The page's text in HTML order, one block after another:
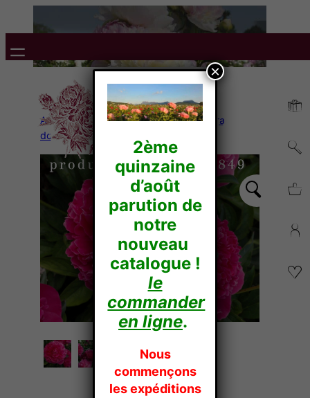
Accueil/Pivoines Herbacées/Lactiflora
doubles/ VICTOR HUGO
2ème
quinzaine
d’août
parution de
notre
nouveau
catalogue !
le
commander
en ligne.
Nous
commençons
les expéditions
×